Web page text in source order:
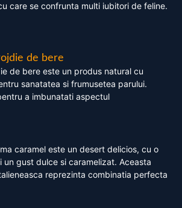
care se confrunta multi iubitori de feline.
de bere
de bere este un produs natural cu
sanatatea si frumusetea parului.
a imbunatati aspectul
caramel este un desert delicios, cu o
un gust dulce si caramelizat. Aceasta
reprezinta combinatia perfecta